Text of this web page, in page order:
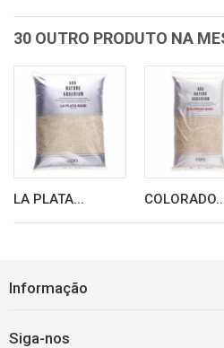
30 OUTRO PRODUTO NA
LA PLATA...
Informação
Siga-nos